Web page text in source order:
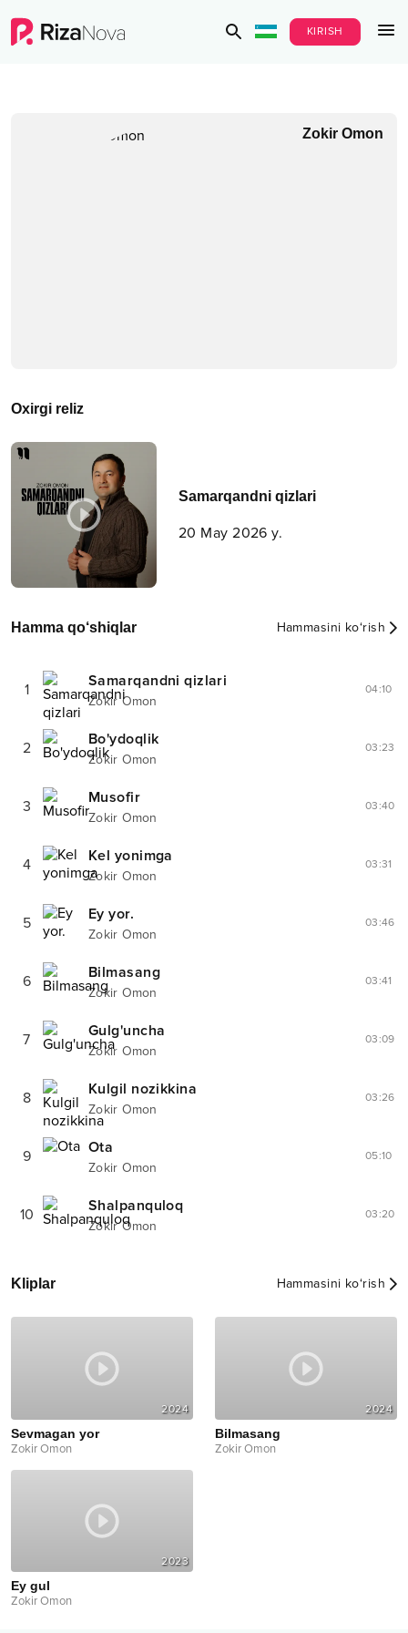
KIRISH
Zokir Omon
Oxirgi reliz
Samarqandni qizlari
20 May 2026 y.
Hamma qo‘shiqlar Hammasini ko‘rish
1 Samarqandni qizlari
Zokir Omon
04:10
2 Bo'ydoqlik
Zokir Omon
03:23
3 Musofir
Zokir Omon
03:40
4 Kel yonimga
Zokir Omon
03:31
5 Ey yor.
Zokir Omon
03:46
6 Bilmasang
Zokir Omon
03:41
7 Gulg'uncha
Zokir Omon
03:09
8 Kulgil nozikkina
Zokir Omon
03:26
9 Ota
Zokir Omon
05:10
10 Shalpanquloq
Zokir Omon
03:20
Kliplar Hammasini ko‘rish
2024
Sevmagan yor
Zokir Omon
2024
Bilmasang
Zokir Omon
2023
Ey gul
Zokir Omon